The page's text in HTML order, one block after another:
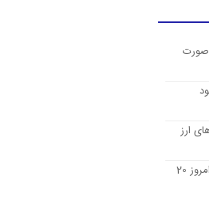
صورت
ارز
قیمت ارز دیجیتال بیت کوین امروز 20